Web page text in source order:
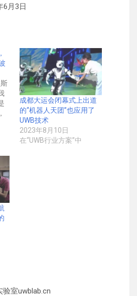
6月3日
成都大运会闭幕式上出道
的“机器人天团”也应用了
UWB技术
2023年8月10日
在“UWB行业方案”中
验室uwblab.cn